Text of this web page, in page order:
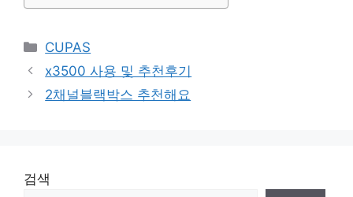
Categories
CUPAS
x3500 사용 및 추천후기
2채널블랙박스 추천해요
검색